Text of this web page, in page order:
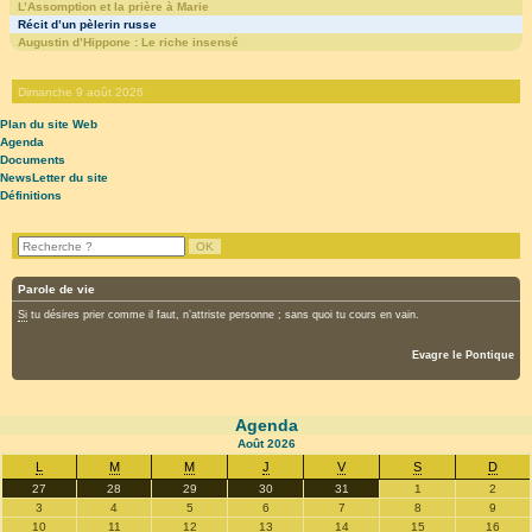
L’Assomption et la prière à Marie
Récit d’un pèlerin russe
Augustin d’Hippone : Le riche insensé
Dimanche 9 août 2026
Plan du site Web
Agenda
Documents
NewsLetter du site
Définitions
Parole de vie
Si tu désires prier comme il faut, n’attriste personne ; sans quoi tu cours en vain.
Evagre le Pontique
Agenda
Août2026
L M M J V S D
27 28 29 30 31 1
2
3
4 5 6 7 8
9
10
11 12 13 14 15 16